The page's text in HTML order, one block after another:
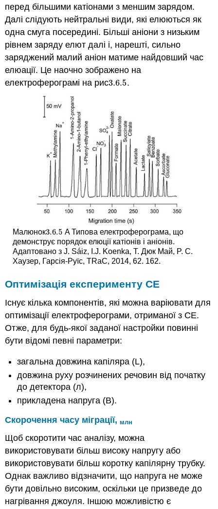
перед більшими катіонами з меншим зарядом.
Далі слідують нейтральні види, які елюються як
одна смуга посередині. Більші аніони з низьким
рівнем заряду елют далі і, нарешті, сильно
заряджений малий аніон матиме найдовший час
елюації. Це наочно зображено на
електроферограмі на рис3.6.5
3.6.5.
Малюнок3.6.5
3.6.5 A Типова електроферограма, що
демонструє порядок елюції катіонів і аніонів.
Адаптовано з J. Sáiz, I.J. Koenka, Т. Дюк Май, P. C.
Хаузер, Гарсія-Руїс, TRaC, 2014, 62. 162.
Оптимізація експерименту CE
Існує кілька компонентів, які можна варіювати для
оптимізації електроферограми, отриманої з СЕ.
Отже, для будь-якої заданої настройки повинні
бути відомі певні параметри:
загальна довжина капіляра (L),
довжина руху розчинених речовин від початку
до детектора (л),
прикладена напруга (В).
Скорочення часу міграції,млн
Щоб скоротити час аналізу, можна
використовувати більш високу напругу або
використовувати більш коротку капілярну трубку.
Однак важливо відзначити, що напруга не може
бути довільно високим, оскільки це призведе до
нагрівання джоуля. Іншою можливістю є